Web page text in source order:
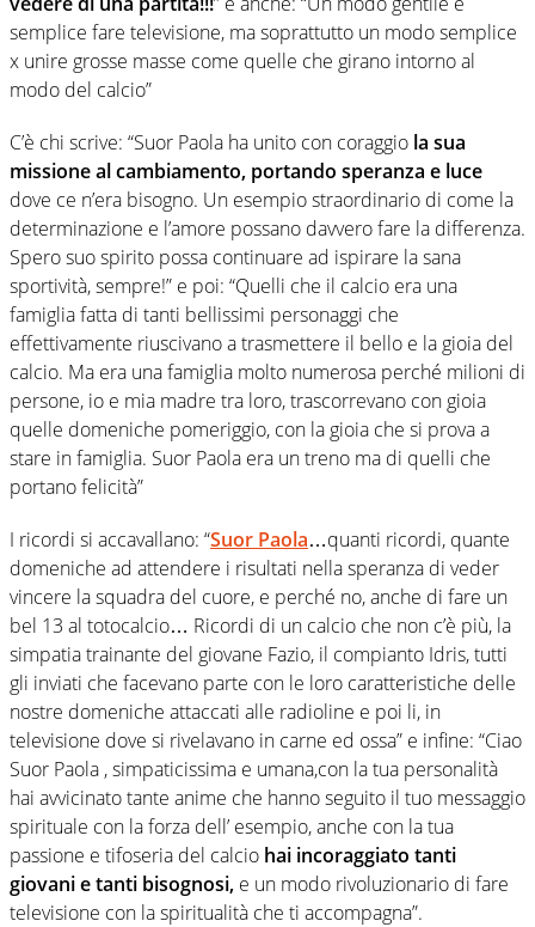
semplice fare televisione, ma soprattutto un modo semplice
x unire grosse masse come quelle che girano intorno al
modo del calcio”
C’è chi scrive: “Suor Paola ha unito con coraggio la sua
missione al cambiamento, portando speranza e luce
dove ce n’era bisogno. Un esempio straordinario di come la
determinazione e l’amore possano davvero fare la differenza.
Spero suo spirito possa continuare ad ispirare la sana
sportività, sempre!” e poi: “Quelli che il calcio era una
famiglia fatta di tanti bellissimi personaggi che
effettivamente riuscivano a trasmettere il bello e la gioia del
calcio. Ma era una famiglia molto numerosa perché milioni di
persone, io e mia madre tra loro, trascorrevano con gioia
quelle domeniche pomeriggio, con la gioia che si prova a
stare in famiglia. Suor Paola era un treno ma di quelli che
portano felicità”
I ricordi si accavallano: “Suor Paola…quanti ricordi, quante
domeniche ad attendere i risultati nella speranza di veder
vincere la squadra del cuore, e perché no, anche di fare un
bel 13 al totocalcio… Ricordi di un calcio che non c’è più, la
simpatia trainante del giovane Fazio, il compianto Idris, tutti
gli inviati che facevano parte con le loro caratteristiche delle
nostre domeniche attaccati alle radioline e poi li, in
televisione dove si rivelavano in carne ed ossa” e infine: “Ciao
Suor Paola , simpaticissima e umana,con la tua personalità
hai avvicinato tante anime che hanno seguito il tuo messaggio
spirituale con la forza dell’ esempio, anche con la tua
passione e tifoseria del calcio hai incoraggiato tanti
giovani e tanti bisognosi, e un modo rivoluzionario di fare
televisione con la spiritualità che ti accompagna”.